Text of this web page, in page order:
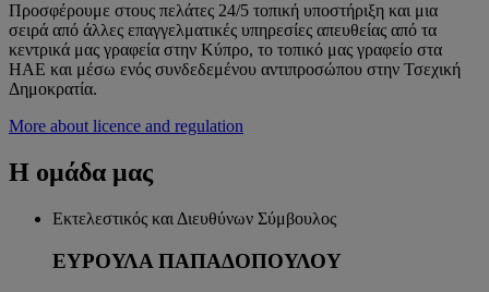
Προσφέρουμε στους πελάτες 24/5 τοπική υποστήριξη και μια
σειρά από άλλες επαγγελματικές υπηρεσίες απευθείας από τα
κεντρικά μας γραφεία στην Κύπρο, το τοπικό μας γραφείο στα
ΗΑΕ και μέσω ενός συνδεδεμένου αντιπροσώπου στην Τσεχική
Δημοκρατία.
More about licence and regulation
Η ομάδα μας
Εκτελεστικός και Διευθύνων Σύμβουλος
ΕΥΡΟΥΛΑ ΠΑΠΑΔΟΠΟΥΛΟΥ